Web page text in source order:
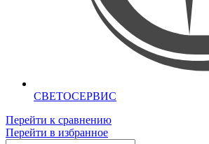
СВЕТОСЕРВИС
Перейти к сравнению
Перейти в избранное